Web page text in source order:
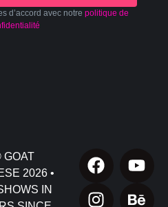
d’accord avec notre politique de
GOAT
2026 •
IN